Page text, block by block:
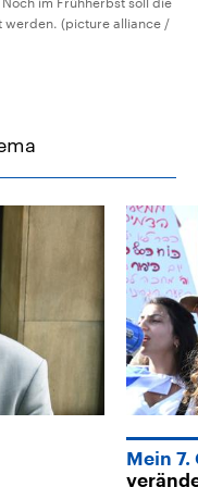
werden. (picture alliance /
Mein